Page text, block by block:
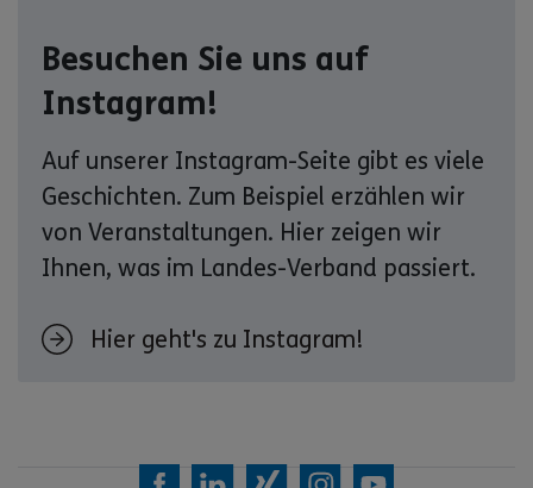
Besuchen Sie uns auf
Instagram!
Auf unserer Instagram-Seite gibt es viele
Geschichten. Zum Beispiel erzählen wir
von Veranstaltungen. Hier zeigen wir
Ihnen, was im Landes-Verband passiert.
Hier geht's zu Instagram!